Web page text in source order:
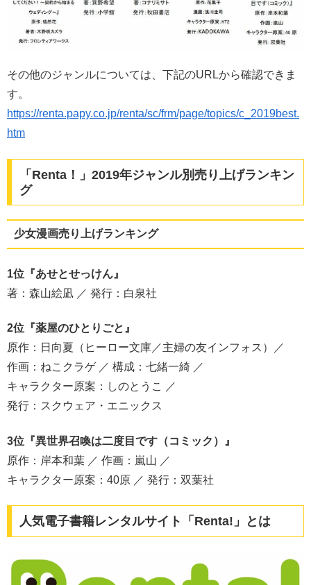
その他のジャンルについては、下記のURLから確認できま
す。
https://renta.papy.co.jp/renta/sc/frm/page/topics/c_2019best.
htm
「Renta！」2019年ジャンル別売り上げランキン
グ
少女漫画売り上げランキング
1位『あせとせっけん』
著：森山絵凪 ／ 発行：白泉社
2位『薬屋のひとりごと』
原作：日向夏（ヒーロー文庫／主婦の友インフォス）／
作画：ねこクラゲ ／ 構成：七緒一綺 ／
キャラクター原案：しのとうこ ／
発行：スクウェア・エニックス
3位『異世界召喚は二度目です（コミック）』
原作：岸本和葉 ／ 作画：嵐山 ／
キャラクター原案：40原 ／ 発行：双葉社
人気電子書籍レンタルサイト「Renta!」とは